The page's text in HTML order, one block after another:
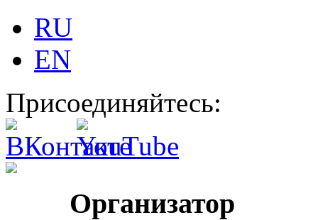
RU
EN
Присоединяйтесь:
Организатор